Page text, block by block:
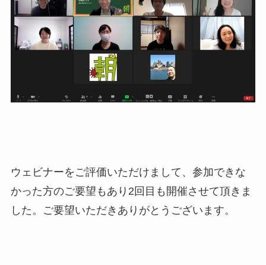
ウェビナーをご評価いただけまして、参加できな
かった方のご要望もあり2回目も開催させて頂きま
した。ご要望いただきありがとうございます。